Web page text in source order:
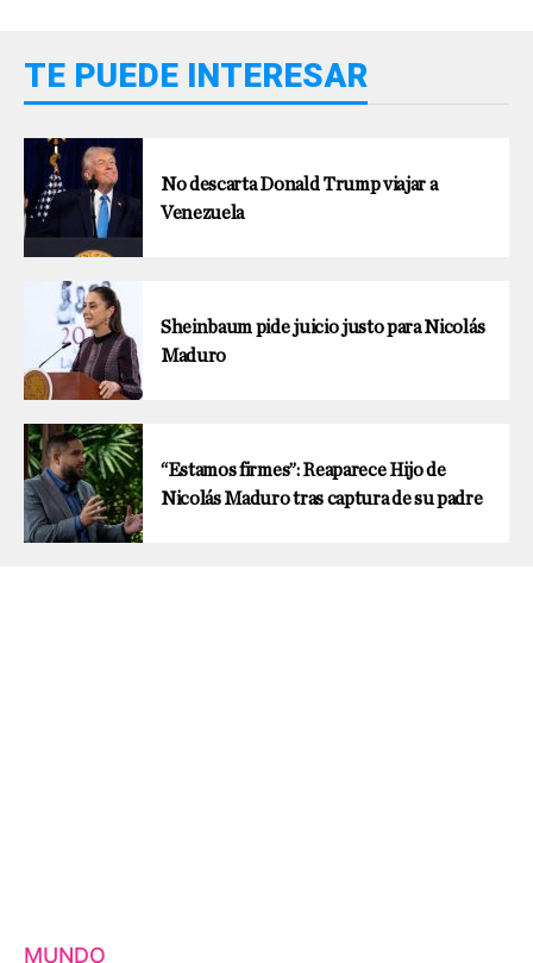
TE PUEDE INTERESAR
No descarta Donald Trump viajar a
Venezuela
Sheinbaum pide juicio justo para Nicolás
Maduro
“Estamos firmes”: Reaparece Hijo de
Nicolás Maduro tras captura de su padre
MUNDO